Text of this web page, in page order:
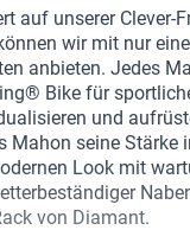
auf unserer Clever-
wir mit nur
anbieten. Jedes
Bike für
und
Mahon seine Stärke
Look mit
von Diamant.